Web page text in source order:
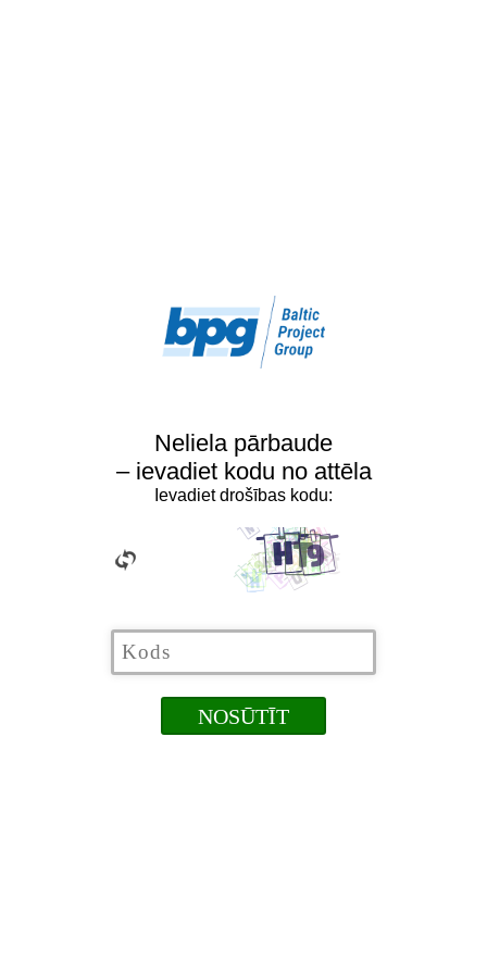
Neliela pārbaude
– ievadiet kodu no attēla
Ievadiet drošības kodu: